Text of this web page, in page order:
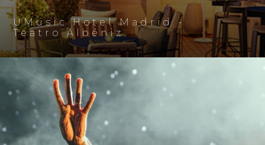
UMusic Hotel Madrid -
Teatro Albéniz